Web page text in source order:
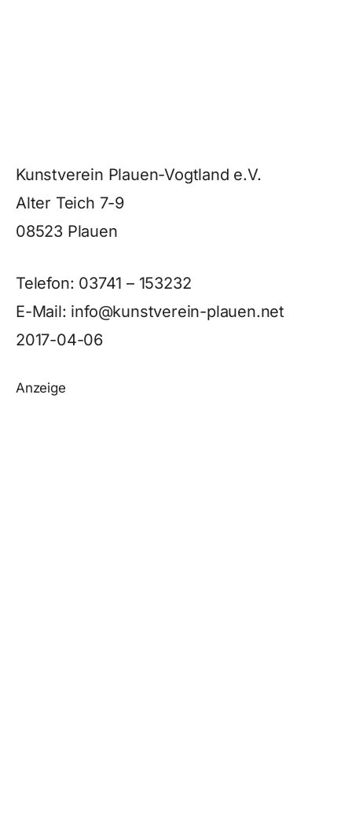
Kunstverein Plauen-Vogtland e.V.
Alter Teich 7-9
08523 Plauen
Telefon: 03741 – 153232
E-Mail: info@kunstverein-plauen.net
2017-04-06
Anzeige